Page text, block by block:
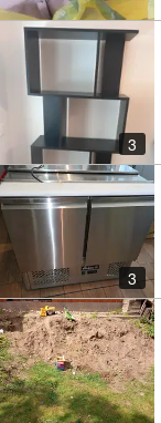
3
3